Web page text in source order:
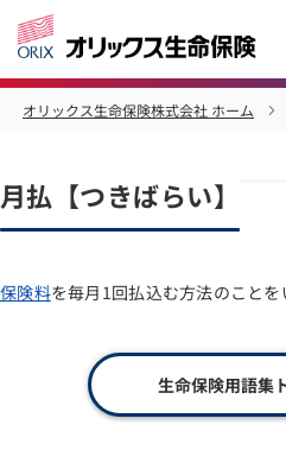
オリックス生命保険株式会社 ホーム
月払【つきばらい】
保険料を毎月1回払込む方法のことを
生命保険用語集